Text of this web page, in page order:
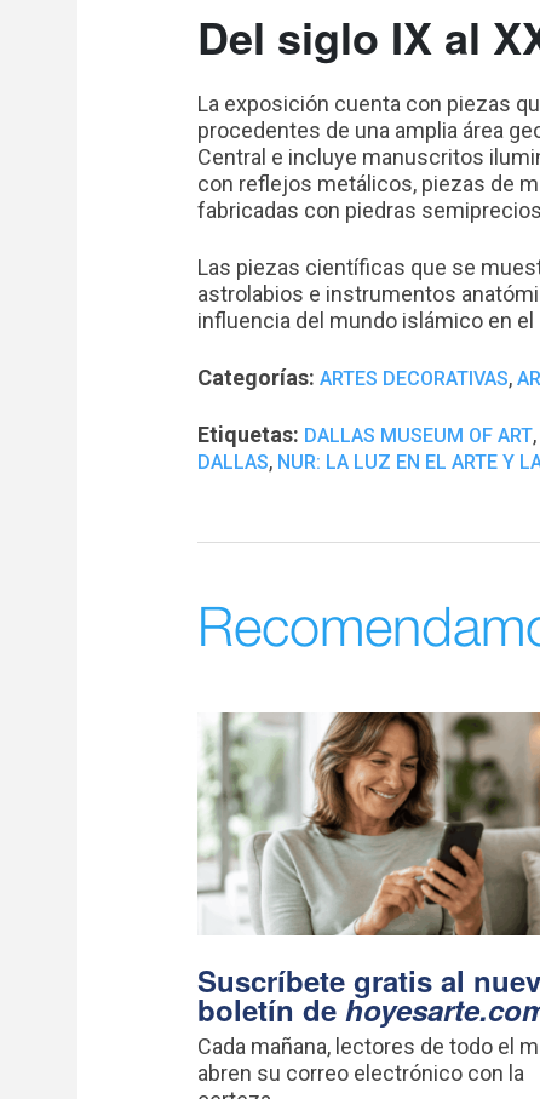
Del siglo IX al
La exposición cuenta con piezas
procedentes de una amplia área
Central e incluye manuscritos
con reflejos metálicos, piezas de
fabricadas con piedras
Las piezas científicas que se
astrolabios e instrumentos
influencia del mundo islámico en
Categorías: ARTES DECORATIVAS,
Etiquetas: DALLAS MUSEUM OF ART,
DALLAS, NUR: LA LUZ EN EL ARTE Y
Suscríbete gratis al
boletín de
Cada mañana, lectores de todo el
abren su correo electrónico con la